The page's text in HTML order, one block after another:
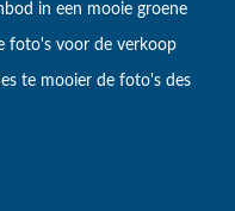
in een mooie groene
foto's voor de verkoop
te mooier de foto's des